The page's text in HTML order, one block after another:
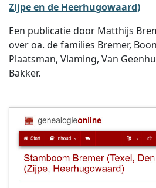
Zijpe en de Heerhugowaard)
Een publicatie door Matthijs
over oa. de families Bremer,
Plaatsman, Vlaming, Van
Bakker.